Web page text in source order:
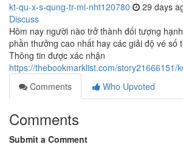
kt-qu-x-s-qung-tr-mi-nht120780 29 days
Discuss
Hôm nay người nào trở thành đối tượng
phần thưởng cao nhất hay các giải độ vé số
Thông tin được xác nhận
https://thebookmarklist.com/story21666151/
Comments
Who Upvoted
Comments
Submit a Comment